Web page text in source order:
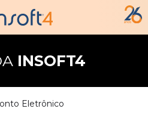
INSOFT4
Eletrônico